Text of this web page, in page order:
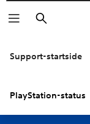
Søg
Support-startside
PlayStation-status